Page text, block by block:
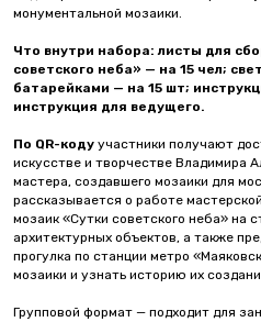
монументальной мозаики.
Что внутри набора: листы для
советского неба» — на 15 чел;
батарейками — на 15 шт;
инструкция для ведущего.
По QR-коду участники получают
искусстве и творчестве Владимира
мастера, создавшего мозаики для
рассказывается о работе
мозаик «Сутки советского неба» на
архитектурных объектов, а также
прогулка по станции метро
мозаики и узнать историю их
Групповой формат — подходит для